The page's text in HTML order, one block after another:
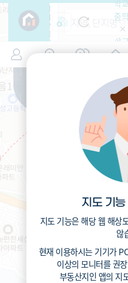
필
항
목
(7)
학
중
학교-
고
면적-
평형
세대
수-
이상
서울
범례
입주년차
입주예정
25~35년
35년이상
면적시세 입주
주거
매매
가격
가격
1개월 3개월
지도 기능
지도 기능은 해당 웹 해상
않
현재 이용하시는 기기가
이상의 모니터를 권
부동산지인 앱의 지